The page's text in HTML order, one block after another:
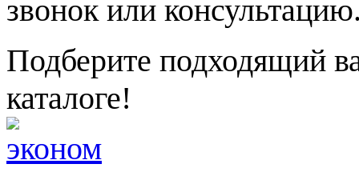
звонок или
Подберите подходящий
каталоге!